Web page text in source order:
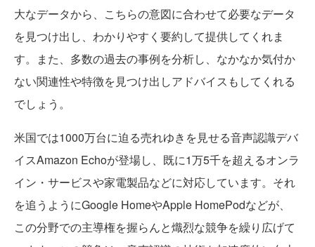
大なデータから、こちらの意図に合わせて必要なデータ
を見つけ出し、わかりやすく要約して提供してくれま
す。また、多数の過去の事例を分析し、なかなか気付か
ない関連性や特徴を見つけ出しアドバイスもしてくれる
でしょう。
米国では1000万台に迫る売れゆきを見せる音声認識デバ
イスAmazon Echoが登場し、既に1万5千を超えるオンラ
イン・サービスや家電製品などに対応しています。それ
を追うようにGoogle HomeやApple HomePodなどが、
この分野での主導権を握らんと熾烈な競争を繰り広げて